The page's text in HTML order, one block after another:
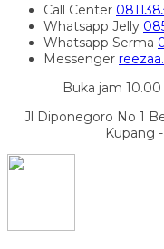
Call Center
Whatsapp Jelly
Whatsapp Serma
Messenger
Buka jam
Jl Diponegoro No 1
Kupang